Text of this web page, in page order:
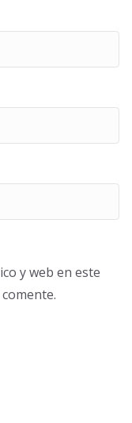
y web en este